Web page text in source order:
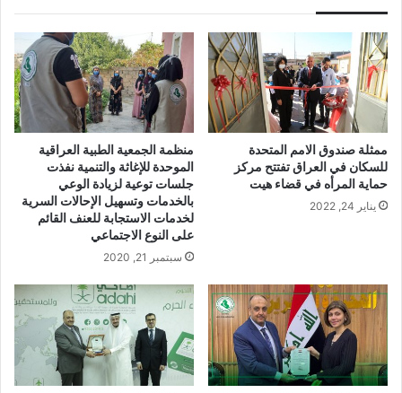
ممثلة صندوق الامم المتحدة
للسكان في العراق تفتتح مركز
حماية المرأه في قضاء هيت
يناير 24, 2022
منظمة الجمعية الطبية العراقية
الموحدة للإغاثة والتنمية نفذت
جلسات توعية لزيادة الوعي
بالخدمات وتسهيل الإحالات السرية
لخدمات الاستجابة للعنف القائم
على النوع الاجتماعي
سبتمبر 21, 2020